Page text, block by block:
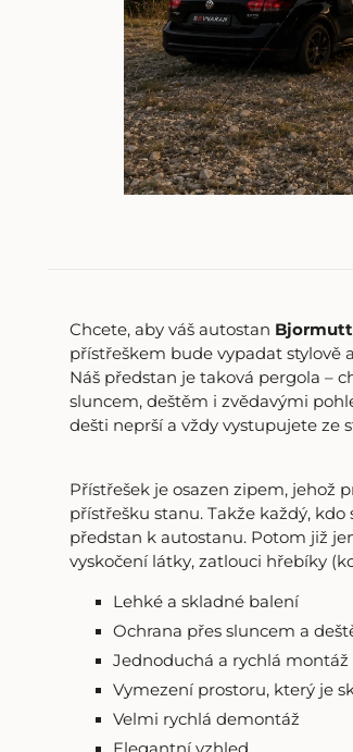
Chcete, aby váš autostan Bjormutt
přístřeškem bude vypadat stylově
Náš předstan je taková pergola –
sluncem, deštěm i zvědavými
dešti neprší a vždy vystupujete ze
Přístřešek je osazen zipem, jehož
přístřešku stanu. Takže každý,
předstan k autostanu. Potom již
vyskočení látky, zatlouci hřebíky
Lehké a skladné balení
Ochrana přes sluncem a
Jednoduchá a rychlá montáž
Vymezení prostoru, který je
Velmi rychlá demontáž